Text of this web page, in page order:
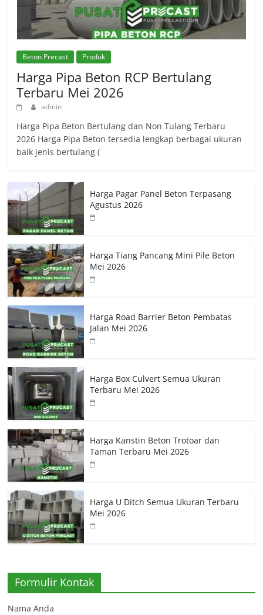
Beton Precast Produk
Harga Pipa Beton RCP Bertulang
Terbaru Mei 2026
admin
Harga Pipa Beton Bertulang dan Non Tulang Terbaru
2026 Harga Pipa Beton tersedia lengkap berbagai ukuran
baik jenis bertulang (
Harga Pagar Panel Beton Terpasang
Agustus 2026
Harga Tiang Pancang Mini Pile Beton
Mei 2026
Harga Road Barrier Beton Pembatas
Jalan Mei 2026
Harga Box Culvert Semua Ukuran
Terbaru Mei 2026
Harga Kanstin Beton Trotoar dan
Taman Terbaru Mei 2026
Harga U Ditch Semua Ukuran Terbaru
Mei 2026
Formulir Kontak
Nama Anda